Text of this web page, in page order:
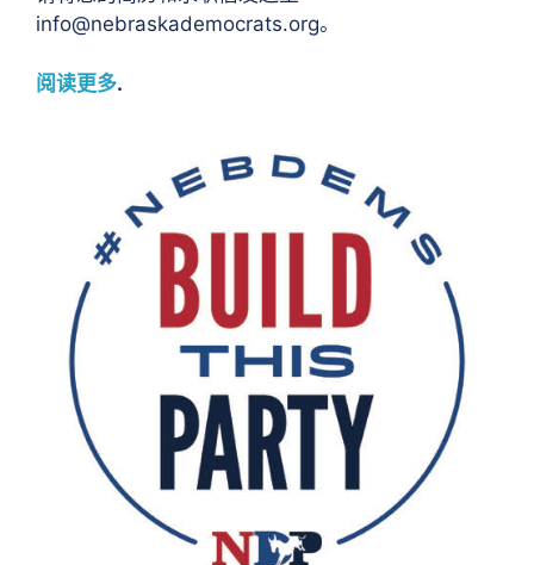
info@nebraskademocrats.org。
阅读更多.